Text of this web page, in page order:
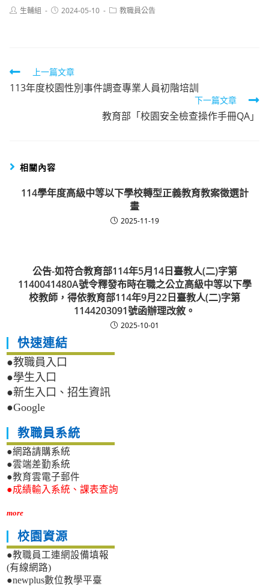
Post生輔組
Post2024-05-10
Post教職員公告
Read
more
上一篇文章
113年度校園性別事件調查專業人員初階培訓
下一篇文章
教育部「校園安全檢查操作手冊QA」
相關內容
114學年度高級中等以下學校轉型正義教育教案徵選計
畫
2025-11-19
公告-如符合教育部114年5月14日臺教人(二)字第
1140041480A號令釋發布時在職之公立高級中等以下學
校教師，得依教育部114年9月22日臺教人(二)字第
1144203091號函辦理改敘。
2025-10-01
快速連結
●教職員入口
●學生入口
●新生入口、招生資訊
●Google
教職員系統
●網路請購系統
●雲端差勤系統
●教育雲電子郵件
●成績輸入系統、課表查詢
more
校園資源
●教職員工連網設備填報
(有線網路)
●newplus數位教學平臺